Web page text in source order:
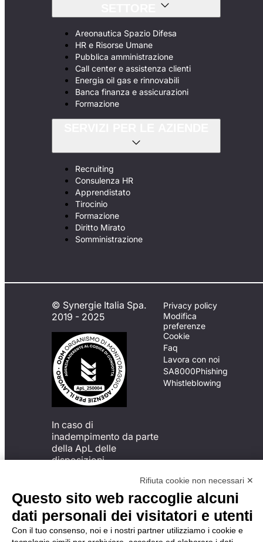
Areonautica Spazio Difesa
HR e Risorse Umane
Pubblica amministrazione
Call center e assistenza clienti
Energia oil gas e rinnovabili
Banca finanza e assicurazioni
Formazione
Recruiting
Consulenza HR
Apprendistato
Tirocinio
Formazione
Diritto Mirato
Somministrazione
© Synergie Italia Spa.
2019 - 2025
In caso di
inadempimento da parte
della ApL delle
disposizioni
possibile presentare un
reclamo
all’Organismo di
Monitoraggio utilizzando
una delle modalità
Privacy policy
Modifica
preferenze
Cookie
Faq
Lavora con noi
SA8000Phishing
Whistleblowing
Rifiuta cookie non necessari ✕
Questo sito web raccoglie alcuni
dati personali dei visitatori e utenti
Con il tuo consenso, noi e i nostri partner utilizziamo i cookie e